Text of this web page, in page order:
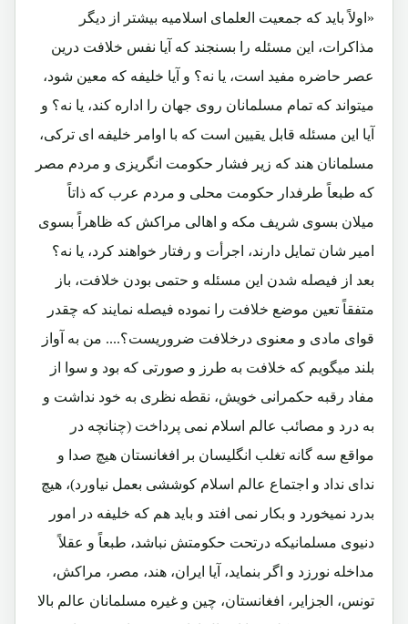
«اولاً باید که جمعیت العلمای اسلامیه بیشتر از دیگر
مذاکرات، این مسئله را بسنجند که آیا نفس خلافت درین
عصر حاضره مفید است، یا نه؟ و آیا خلیفه که معین شود،
میتواند که تمام مسلمانان روی جهان را اداره کند، یا نه؟ و
آیا این مسئله قابل یقیین است که با اوامر خلیفه ای ترکی،
مسلمانان هند که زیر فشار حکومت انگریزی و مردم مصر
که طبعاً طرفدار حکومت محلی و مردم عرب که ذاتاً
میلان بسوی شریف مکه و اهالی مراکش که ظاهراً بسوی
امیر شان تمایل دارند، اجرأت و رفتار خواهند کرد، یا نه؟
بعد از فیصله شدن این مسئله و حتمی بودن خلافت، باز
متفقاً تعین موضع خلافت را نموده فیصله نمایند که چقدر
قوای مادی و معنوی درخلافت ضروریست؟.... من به آواز
بلند میگویم که خلافت به طرز و صورتی که بود و سوا از
مفاد رقبه حکمرانی خویش، نقطه نظری به خود نداشت و
به درد و مصائب عالم اسلام نمی پرداخت (چنانچه در
مواقع سه گانه تغلب انگلیسان بر افغانستان هیچ صدا و
ندای نداد و اجتماع عالم اسلام کوششی بعمل نیاورد)، هیچ
بدرد نمیخورد و بکار نمی افتد و باید هم که خلیفه در امور
دنیوی مسلمانیکه درتحت حکومتش نباشد، طبعاً و عقلاً
مداخله نورزد و اگر بنماید، آیا ایران، هند، مصر، مراکش،
تونس، الجزایر، افغانستان، چین و غیره مسلمانان عالم بالا